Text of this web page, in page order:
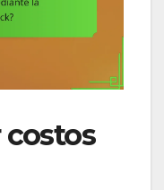
costos